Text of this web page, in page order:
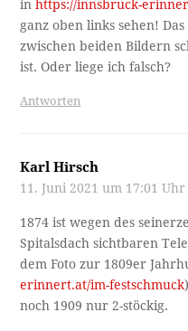
in https://innsbruck-
ganz oben links sehen!
zwischen beiden Bildern
ist. Oder liege ich falsch?
Antworten
Karl Hirsch
11. Juni 2021 um 17:01 Uhr
1874 ist wegen des
Spitalsdach sichtbaren
dem Foto zur 1809er
erinnert.at/im-festschmuck
noch 1909 nur 2-stöckig.